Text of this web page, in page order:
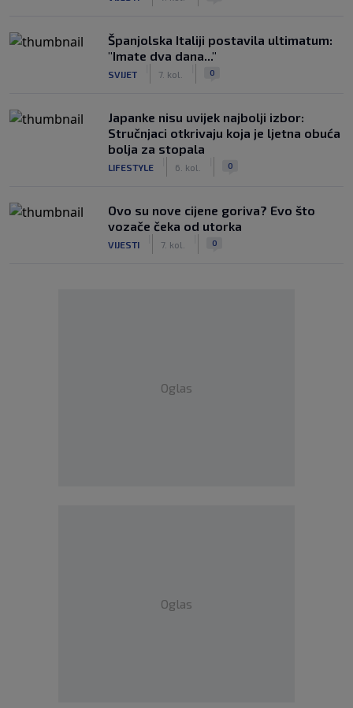
Španjolska Italiji postavila ultimatum:
"Imate dva dana..."
SVIJET 7. kol. 0
Japanke nisu uvijek najbolji izbor:
Stručnjaci otkrivaju koja je ljetna obuća
bolja za stopala
LIFESTYLE 6. kol. 0
Ovo su nove cijene goriva? Evo što
vozače čeka od utorka
VIJESTI 7. kol. 0
Oglas
Oglas